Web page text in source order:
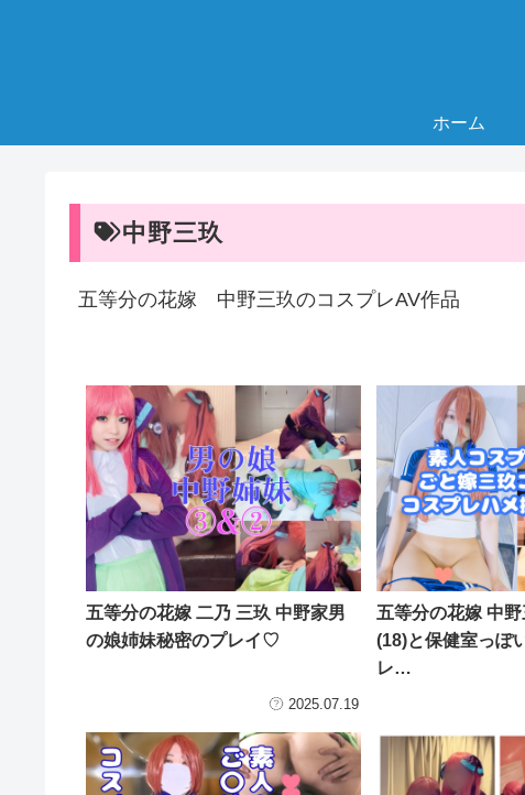
ホーム
中野三玖
五等分の花嫁 中野三玖のコスプレAV作品
五等分の花嫁 二乃 三玖 中野家男
の娘姉妹秘密のプレイ♡
2025.07.19
五等分の花嫁 中
(18)と保健室っぽ
レ…